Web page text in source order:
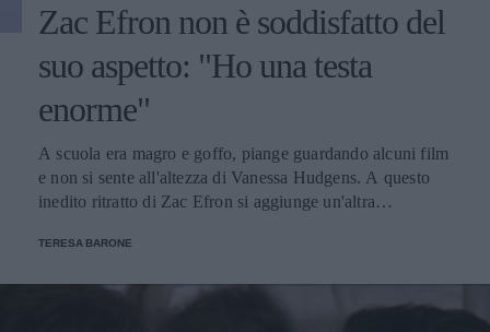
Zac Efron non è soddisfatto del
suo aspetto: "Ho una testa
enorme"
A scuola era magro e goffo, piange guardando alcuni film
e non si sente all'altezza di Vanessa Hudgens. A questo
inedito ritratto di Zac Efron si aggiunge un'altra
pensa di avere una testa enorme e sproporzionata rispetto
il sito Showbizspy, dove dichiara di odiare guardarsi sullo
schermo perché non può fare a meno di scrutare tutte le
TERESA BARONE